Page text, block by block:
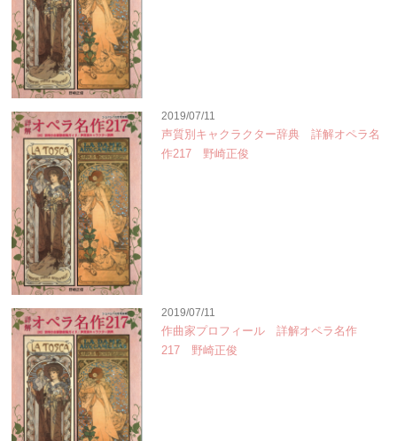
2019/07/11
声質別キャクラクター辞典 詳解オペラ名
作217 野崎正俊
2019/07/11
作曲家プロフィール 詳解オペラ名作
217 野崎正俊